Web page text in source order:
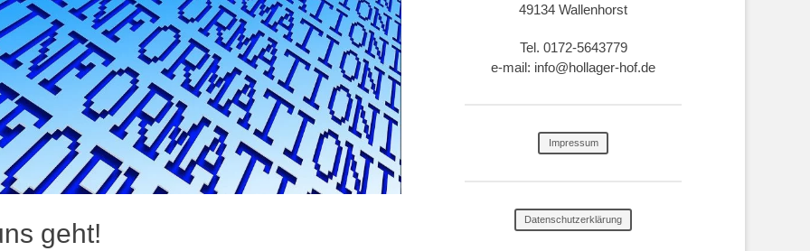
geht!
49134 Wallenhorst
Tel. 0172-5643779
e-mail: info@hollager-hof.de
Impressum
Datenschutzerklärung